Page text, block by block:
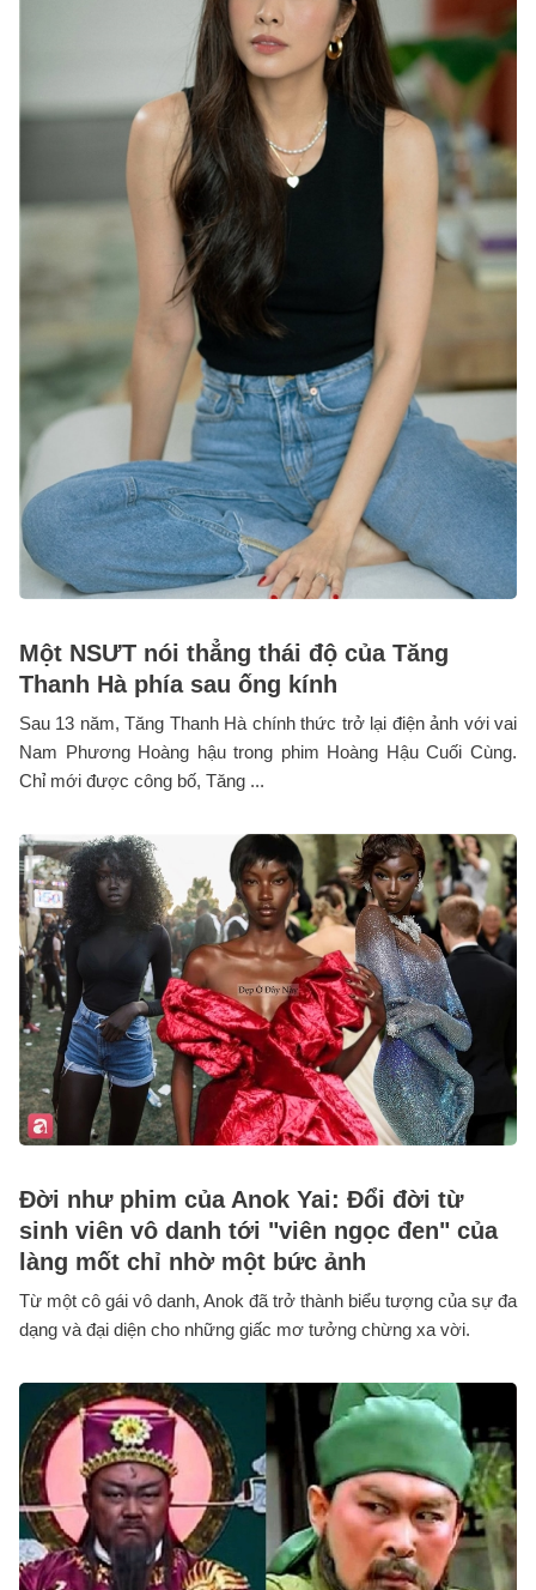
Một NSƯT nói thẳng thái độ của Tăng
Thanh Hà phía sau ống kính
Sau 13 năm, Tăng Thanh Hà chính thức trở lại điện ảnh với vai
Nam Phương Hoàng hậu trong phim Hoàng Hậu Cuối Cùng.
Chỉ mới được công bố, Tăng ...
Đời như phim của Anok Yai: Đổi đời từ
sinh viên vô danh tới "viên ngọc đen" của
làng mốt chỉ nhờ một bức ảnh
Từ một cô gái vô danh, Anok đã trở thành biểu tượng của sự đa
dạng và đại diện cho những giấc mơ tưởng chừng xa vời.